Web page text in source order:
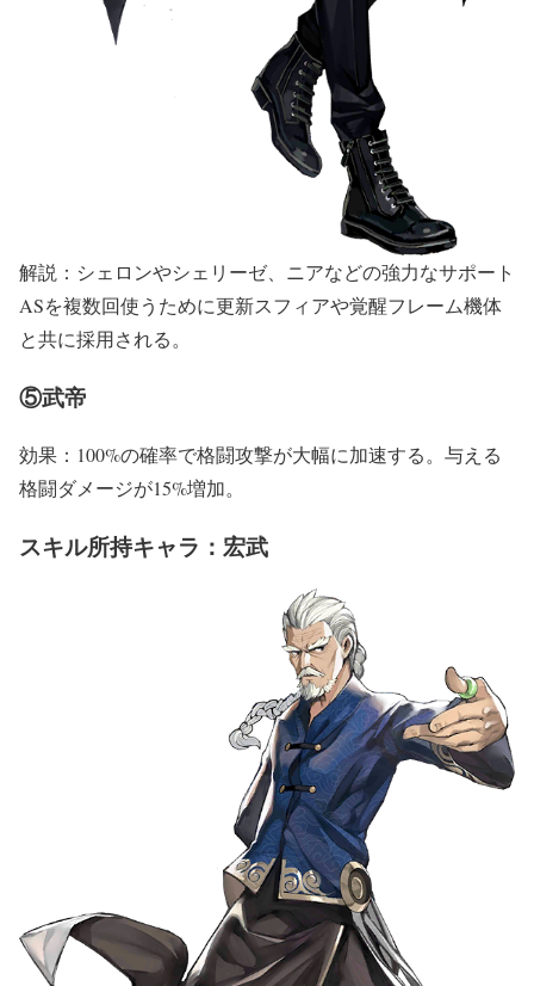
解説：シェロンやシェリーゼ、ニアなどの強力なサポート
ASを複数回使うために更新スフィアや覚醒フレーム機体
と共に採用される。
⑤武帝
効果：100%の確率で格闘攻撃が大幅に加速する。与える
格闘ダメージが15%増加。
スキル所持キャラ：宏武